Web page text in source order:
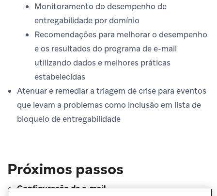
Monitoramento do desempenho de
entregabilidade por domínio
Recomendações para melhorar o desempenho
e os resultados do programa de e-mail
utilizando dados e melhores práticas
estabelecidas
Atenuar e remediar a triagem de crise para eventos
que levam a problemas como inclusão em lista de
bloqueio de entregabilidade
Próximos passos
Configuração de e-mail